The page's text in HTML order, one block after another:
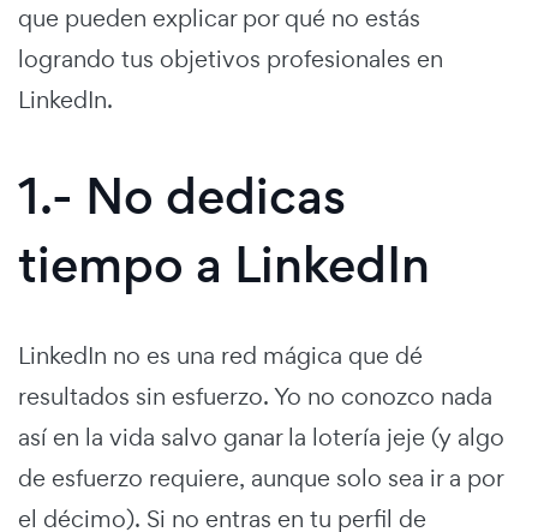
que pueden explicar por qué no estás
logrando tus objetivos profesionales en
LinkedIn.
1.- No dedicas
tiempo a LinkedIn
LinkedIn no es una red mágica que dé
resultados sin esfuerzo. Yo no conozco nada
así en la vida salvo ganar la lotería jeje (y algo
de esfuerzo requiere, aunque solo sea ir a por
el décimo). Si no entras en tu perfil de